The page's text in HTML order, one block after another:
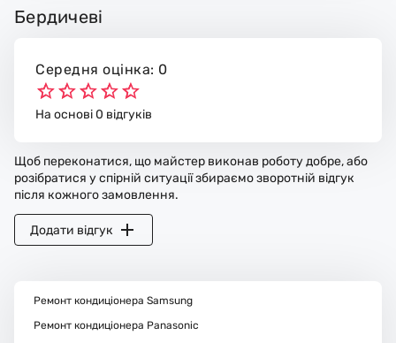
Бердичеві
Середня оцінка: 0
На основі 0 відгуків
Щоб переконатися, що майстер виконав роботу добре, або
розібратися у спірній ситуації збираємо зворотній відгук
після кожного замовлення.
Додати відгук
Ремонт кондиціонера Samsung
Ремонт кондиціонера Panasonic